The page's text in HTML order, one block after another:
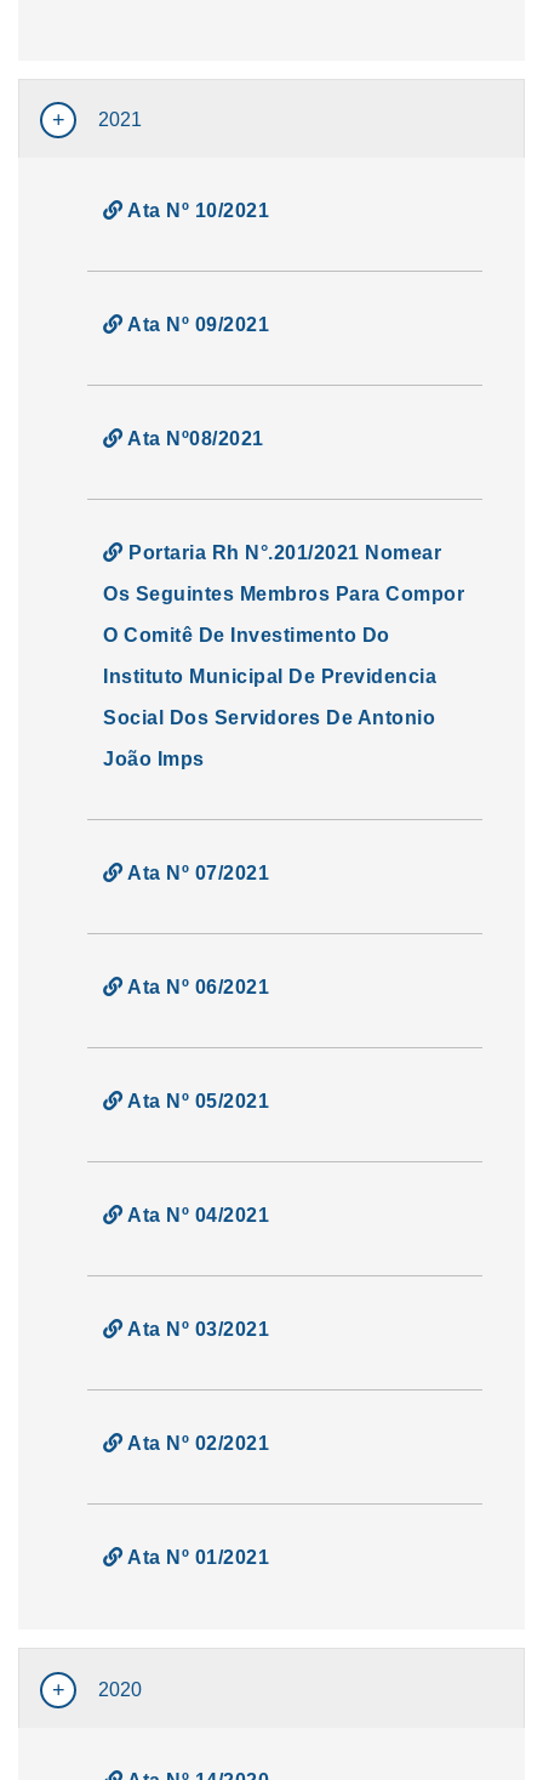
2021
Ata Nº 10/2021
Ata Nº 09/2021
Ata Nº08/2021
Portaria Rh N°.201/2021 Nomear
Os Seguintes Membros Para Compor
O Comitê De Investimento Do
Instituto Municipal De Previdencia
Social Dos Servidores De Antonio
João Imps
Ata Nº 07/2021
Ata Nº 06/2021
Ata Nº 05/2021
Ata Nº 04/2021
Ata Nº 03/2021
Ata Nº 02/2021
Ata Nº 01/2021
2020